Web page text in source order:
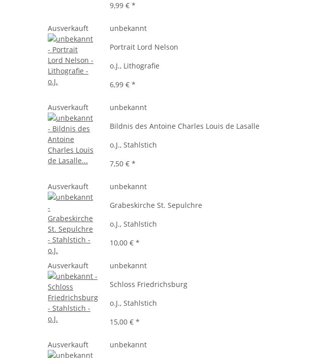
9,99 €*
Ausverkauft
unbekannt
Portrait Lord Nelson
o.J., Lithografie
6,99 €*
Ausverkauft
unbekannt
Bildnis des Antoine Charles Louis de Lasalle
o.J., Stahlstich
7,50 €*
Ausverkauft
unbekannt
Grabeskirche St. Sepulchre
o.J., Stahlstich
10,00 €*
Ausverkauft
unbekannt
Schloss Friedrichsburg
o.J., Stahlstich
15,00 €*
Ausverkauft
unbekannt